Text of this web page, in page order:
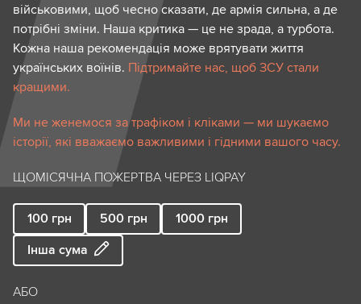
військовими, щоб чесно сказати, де армія сильна, а де
потрібні зміни. Наша критика — це не зрада, а турбота.
Кожна наша рекомендація може врятувати життя
українських воїнів. Підтримайте нас, щоб ЗСУ стали
кращими.
Ми не женемося за трафіком і кліками — ми шукаємо
історії, які вважаємо важливими і гідними вашого часу.
ЩОМІСЯЧНА ПОЖЕРТВА ЧЕРЕЗ LIQPAY
100 грн 500 грн 1000 грн
Інша сума
АБО